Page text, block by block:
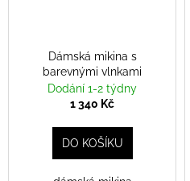
Dámská mikina s
barevnými vlnkami
Dodání 1-2 týdny
1 340 Kč
DO KOŠÍKU